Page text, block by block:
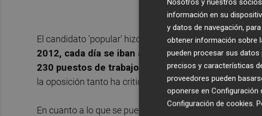
El candidato 'popular' hizo hincapié en otra de sus
2012, cada día se iban al paro 186 personas en la
230 puestos de trabajo . Esto solo ha sido posible
la oposición tanto ha criticado", aseguró.
En cuanto a lo que se puede esperar de Fabra en la
información en su
y datos de navegación,
obtener información sobre
pueden procesar sus
precisos y características
proveedores pueden
oponerse en Configuración
Configuración de cookies.